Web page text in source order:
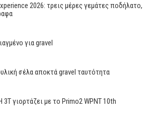
2026: τρεις μέρες γεμάτες ποδήλατο,
για gravel
σέλα αποκτά gravel ταυτότητα
3T γιορτάζει με το Primo2 WPNT 10th